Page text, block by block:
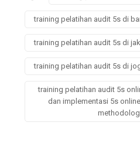
training pelatihan audit 5s di
training pelatihan audit 5s di
training pelatihan audit 5s di
training pelatihan audit 5s
dan implementasi 5s